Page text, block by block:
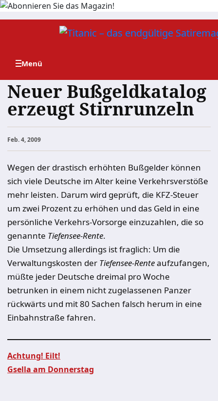
Zum
Neuer Bußgeldkatalog
erzeugt Stirnrunzeln
Feb. 4, 2009
Wegen der drastisch erhöhten Bußgelder können
sich viele Deutsche im Alter keine Verkehrsverstöße
mehr leisten. Darum wird geprüft, die KFZ-Steuer
um zwei Prozent zu erhöhen und das Geld in eine
persönliche Verkehrs-Vorsorge einzuzahlen, die so
genannte Tiefensee-Rente.
Die Umsetzung allerdings ist fraglich: Um die
Verwaltungskosten der Tiefensee-Renteaufzufangen,
müßte jeder Deutsche dreimal pro Woche
betrunken in einem nicht zugelassenen Panzer
rückwärts und mit 80 Sachen falsch herum in eine
Einbahnstraße fahren.
Achtung! Eilt!
Gsella am Donnerstag